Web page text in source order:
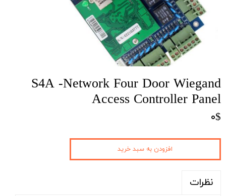
S4A -Network Four Door Wiegand
Access Controller Panel
۰$
افزودن به سبد خرید
نظرات